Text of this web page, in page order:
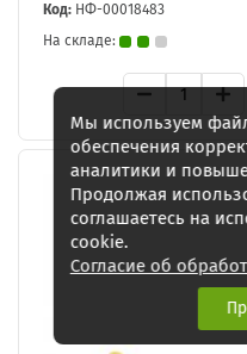
Код: НФ-00018483
На складе:
Мы используем
обеспечения
аналитики и
Продолжая
соглашаетесь на
cookie.
Согласие об